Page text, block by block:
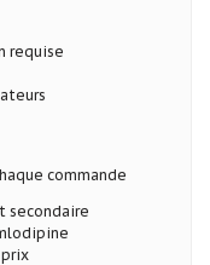
requise
commande
secondaire